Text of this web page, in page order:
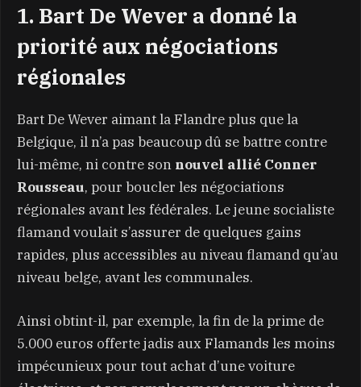
1. Bart De Wever a donné la
priorité aux négociations
régionales
Bart De Wever aimant la Flandre plus que la
Belgique, il n’a pas beaucoup dû se battre contre
lui-même, ni contre son nouvel allié Conner
Rousseau, pour boucler les négociations
régionales avant les fédérales. Le jeune socialiste
flamand voulait s’assurer de quelques gains
rapides, plus accessibles au niveau flamand qu’au
niveau belge, avant les communales.
Ainsi obtint-il, par exemple, la fin de la prime de
5.000 euros offerte jadis aux Flamands les moins
impécunieux pour tout achat d’une voiture